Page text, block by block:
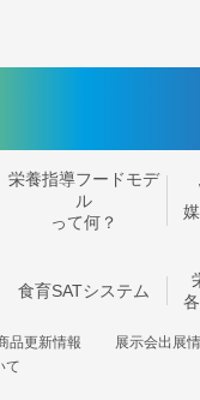
栄養指導フードモデ
ル
って何？
食育SATシステム
品更新情報 展示会出展
て